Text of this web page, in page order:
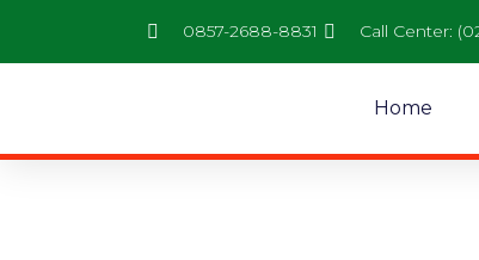
0857-2688-8831 Call Center:
Home